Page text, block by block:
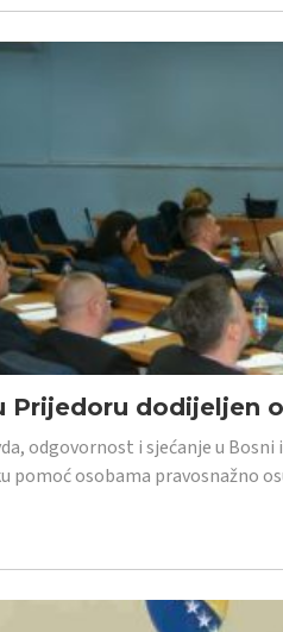
Prijedoru dodijeljen
odgovornost i sjećanje u
pomoć osobama pravosnažno